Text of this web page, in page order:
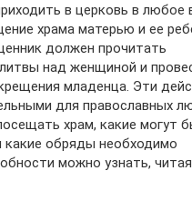
в церковь в любое
храма матерью и ее
должен прочитать
над женщиной и
младенца. Эти
для православных
храм, какие могут
какие обряды необходимо
можно узнать,